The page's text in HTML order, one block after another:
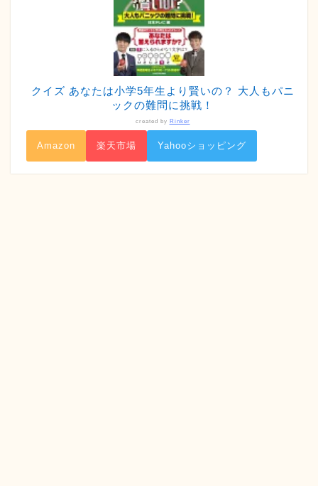
クイズ あなたは小学5年生より賢いの？ 大人もパニ
ックの難問に挑戦！
created by Rinker
Amazon 楽天市場 Yahooショッピング